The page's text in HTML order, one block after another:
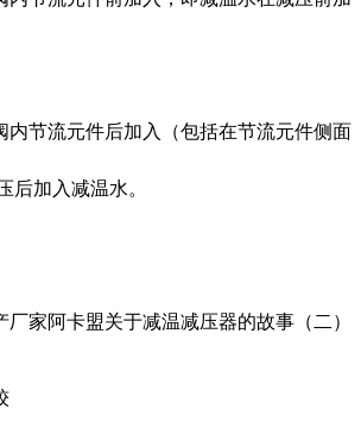
内节流元件后加入（包括在节流元件侧面
后加入减温水。